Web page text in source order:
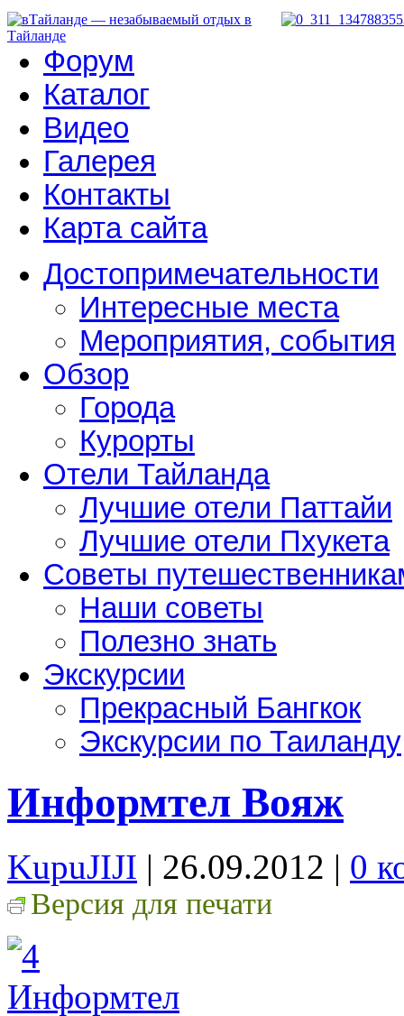
Форум
Каталог
Видео
Галерея
Контакты
Карта сайта
Достопримечательности
Интересные места
Мероприятия, события
Обзор
Города
Курорты
Отели Тайланда
Лучшие отели Паттайи
Лучшие отели Пхукета
Советы
Наши советы
Полезно знать
Экскурсии
Прекрасный Бангкок
Экскурсии по Таиланду
Информтел Вояж
KupuJIJI | 26.09.2012 | 0
Версия для печати